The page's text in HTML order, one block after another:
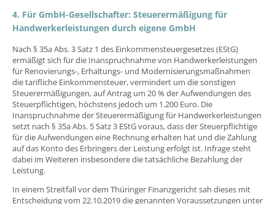
4. Für GmbH-Gesellschafter: Steuerermäßigung für
Handwerkerleistungen durch eigene GmbH
Nach § 35a Abs. 3 Satz 1 des Einkommensteuergesetzes (EStG)
ermäßigt sich für die Inanspruchnahme von Handwerkerleistungen
für Renovierungs-, Erhaltungs- und Modernisierungsmaßnahmen
die tarifliche Einkommensteuer, vermindert um die sonstigen
Steuerermäßigungen, auf Antrag um 20 % der Aufwendungen des
Steuerpflichtigen, höchstens jedoch um 1.200 Euro. Die
Inanspruchnahme der Steuerermäßigung für Handwerkerleistungen
setzt nach § 35a Abs. 5 Satz 3 EStG voraus, dass der Steuerpflichtige
für die Aufwendungen eine Rechnung erhalten hat und die Zahlung
auf das Konto des Erbringers der Leistung erfolgt ist. Infrage steht
dabei im Weiteren insbesondere die tatsächliche Bezahlung der
Leistung.
In einem Streitfall vor dem Thüringer Finanzgericht sah dieses mit
Entscheidung vom 22.10.2019 die genannten Voraussetzungen unter